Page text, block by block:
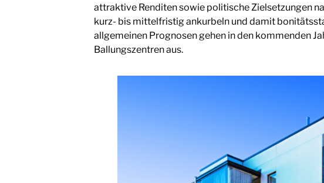
attraktive Renditen sowie politische Zielsetzungen
kurz- bis mittelfristig ankurbeln und damit
allgemeinen Prognosen gehen in den kommenden
Ballungszentren aus.